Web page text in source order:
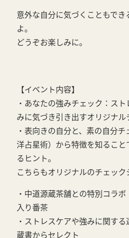
意外な自分に気づくこともでき
よ。
どうぞお楽しみに。
【イベント内容】
・あなたの強みチェック：ス
みに気づき引き出すオリジナル
・表向きの自分と、素の自分
洋占星術）から特徴を知ること
るヒント。
こちらもオリジナルのチェック
・中道源蔵茶舗との特別コラ
入り番茶
・ストレスケアや強みに関す
蔵書からセレクト